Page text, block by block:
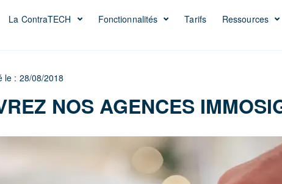
La ContraTECH Fonctionnalités Tarifs Ressources
le : 28/08/2018
NOS AGENCES